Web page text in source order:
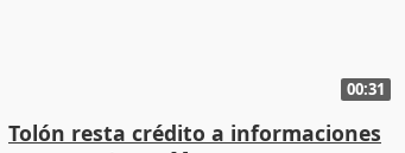
00:31
Tolón resta crédito a informaciones